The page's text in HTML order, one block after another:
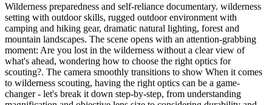
Wilderness preparedness and self-reliance documentary. wilderness
setting with outdoor skills, rugged outdoor environment with
camping and hiking gear, dramatic natural lighting, forest and
mountain landscapes. The scene opens with an attention-grabbing
moment: Are you lost in the wilderness without a clear view of
what's ahead, wondering how to choose the right optics for
scouting?. The camera smoothly transitions to show When it comes
to wilderness scouting, having the right optics can be a game-
changer - let's break it down step-by-step, from understanding